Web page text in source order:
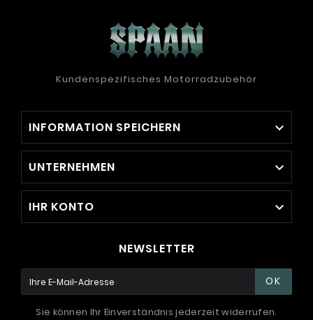
Kundenspezifisches Motorradzubehör
INFORMATION SPEICHERN 
UNTERNEHMEN 
IHR KONTO 
NEWSLETTER
OK
Sie können Ihr Einverständnis jederzeit widerrufen.